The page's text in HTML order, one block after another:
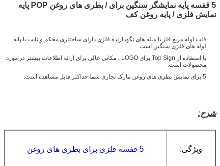
5 قفسه پایه نمایشگر سنگین برای / بطری های روغن POP پایه
نمایش فلزی / پایه روغن کف
قاب لوله مربع فلز با میله های نگهدارنده فلزی دارای ساختاری محکم و ثابت با پایه
لوله های فلزی سنگین است.
با استفاده از Top Sign برای LOGO ، مکانی عالی برای ارائه اطلاعات بیشتر در مورد
محصولات است.
5 برای نمایش بطری های روغن مارک تجاری شما حداکثر قابل مشاهده است.
شرح:
ویژگی: 5 قفسه فلزی برای بطری های روغن